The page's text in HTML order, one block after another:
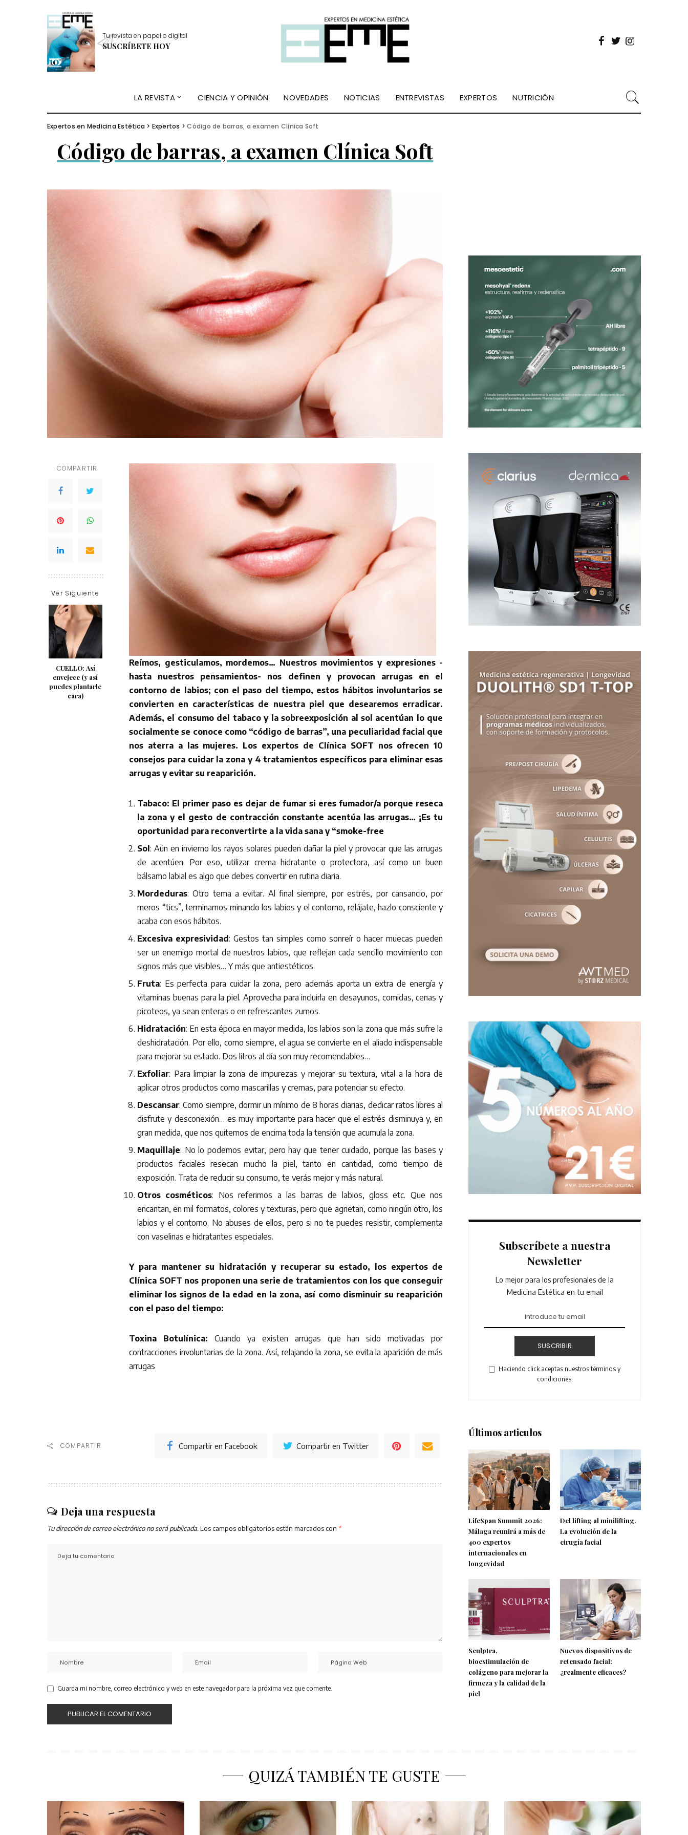
Tu revista en papel o digital
SUSCRÍBETE HOY
LA REVISTA CIENCIA Y OPINIÓN NOVEDADES NOTICIAS ENTREVISTAS EXPERTOS NUTRICIÓN
Expertos en Medicina Estética > Expertos >Código de barras, a examen Clínica Soft
Código de barras, a examen Clínica Soft
COMPARTIR
Ver Siguiente
CUELLO: Así
envejece (y así
puedes plantarle
cara)
Reímos, gesticulamos, mordemos… Nuestros movimientos y expresiones -
hasta nuestros pensamientos- nos definen y provocan arrugas en el
contorno de labios; con el paso del tiempo, estos hábitos involuntarios se
convierten en características de nuestra piel que desearemos erradicar.
Además, el consumo del tabaco y la sobreexposición al sol acentúan lo que
socialmente se conoce como “código de barras”, una peculiaridad facial que
nos aterra a las mujeres. Los expertos de Clínica SOFT nos ofrecen 10
consejos para cuidar la zona y 4 tratamientos específicos para eliminar esas
arrugas y evitar su reaparición.
Tabaco: El primer paso es dejar de fumar si eres fumador/a porque reseca
la zona y el gesto de contracción constante acentúa las arrugas… ¡Es tu
oportunidad para reconvertirte a la vida sana y “smoke-free
Sol : Aún en invierno los rayos solares pueden dañar la piel y provocar que las arrugas
de acentúen. Por eso, utilizar crema hidratante o protectora, así como un buen
bálsamo labial es algo que debes convertir en rutina diaria.
Mordeduras: Otro tema a evitar. Al final siempre, por estrés, por cansancio, por
meros “tics”, terminamos minando los labios y el contorno, relájate, hazlo consciente y
acaba con esos hábitos.
Excesiva expresividad: Gestos tan simples como sonreír o hacer muecas pueden
ser un enemigo mortal de nuestros labios, que reflejan cada sencillo movimiento con
signos más que visibles… Y más que antiestéticos.
Fruta: Es perfecta para cuidar la zona, pero además aporta un extra de energía y
vitaminas buenas para la piel. Aprovecha para incluirla en desayunos, comidas, cenas y
picoteos, ya sean enteras o en refrescantes zumos.
Hidratación: En esta época en mayor medida, los labios son la zona que más sufre la
deshidratación. Por ello, como siempre, el agua se convierte en el aliado indispensable
para mejorar su estado. Dos litros al día son muy recomendables…
Exfoliar: Para limpiar la zona de impurezas y mejorar su textura, vital a la hora de
aplicar otros productos como mascarillas y cremas, para potenciar su efecto.
Descansar: Como siempre, dormir un mínimo de 8 horas diarias, dedicar ratos libres al
disfrute y desconexión… es muy importante para hacer que el estrés disminuya y, en
gran medida, que nos quitemos de encima toda la tensión que acumula la zona.
Maquillaje: No lo podemos evitar, pero hay que tener cuidado, porque las bases y
productos faciales resecan mucho la piel, tanto en cantidad, como tiempo de
exposición. Trata de reducir su consumo, te verás mejor y más natural.
Otros cosméticos: Nos referimos a las barras de labios, gloss etc. Que nos
encantan, en mil formatos, colores y texturas, pero que agrietan, como ningún otro, los
labios y el contorno. No abuses de ellos, pero si no te puedes resistir, complementa
con vaselinas e hidratantes especiales.
Y para mantener su hidratación y recuperar su estado, los expertos de
Clínica SOFT nos proponen una serie de tratamientos con los que conseguir
eliminar los signos de la edad en la zona, así como disminuir su reaparición
con el paso del tiempo:
Toxina Botulínica: Cuando ya existen arrugas que han sido motivadas por
contracciones involuntarias de la zona. Así, relajando la zona, se evita la aparición de más
arrugas
COMPARTIR Compartir en Facebook Compartir en Twitter
Deja una respuesta
Tu dirección de correo electrónico no será publicada. Los campos obligatorios están marcados con *
Guarda mi nombre, correo electrónico y web en este navegador para la próxima vez que comente.
Subscríbete a nuestra
Newsletter
Lo mejor para los profesionales de la
Medicina Estética en tu email
SUSCRIBIR
Haciendo click aceptas nuestros términos y
condiciones.
Últimos articulos
LifeSpan Summit 2026:
Málaga reunirá a más de
400 expertos
internacionales en
longevidad
Del lifting al minilifting.
La evolución de la
cirugía facial
Sculptra,
bioestimulación de
colágeno para mejorar la
firmeza y la calidad de la
piel
Nuevos dispositivos de
retensado facial:
¿realmente eficaces?
QUIZÁ TAMBIÉN TE GUSTE